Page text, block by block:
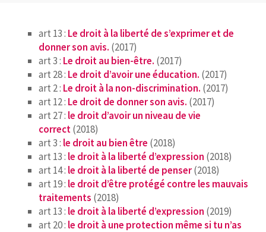
PRÊTS ET SERVICES
RECHERCHER
CONTACT
art 13 : Le droit à la liberté de s’exprimer et de
donner son avis. (2017)
art 3 : Le droit au bien-être. (2017)
art 28 : Le droit d’avoir une éducation. (2017)
art 2 : Le droit à la non-discrimination. (2017)
art 12 : Le droit de donner son avis. (2017)
art 27 : le droit d’avoir un niveau de vie
correct(2018)
art 3 : le droit au bien être (2018)
art 13 : le droit à la liberté d’expression (2018)
art 14 : le droit à la liberté de penser(2018)
art 19 : le droit d’être protégé contre les mauvais
traitements (2018)
art 13 : le droit à la liberté d’expression (2019)
art 20 : le droit à une protection même si tu n’as